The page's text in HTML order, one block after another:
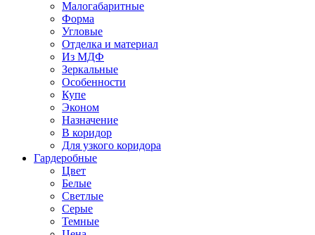
Малогабаритные
Форма
Угловые
Отделка и материал
Из МДФ
Зеркальные
Особенности
Купе
Эконом
Назначение
В коридор
Для узкого коридора
Гардеробные
Цвет
Белые
Светлые
Серые
Темные